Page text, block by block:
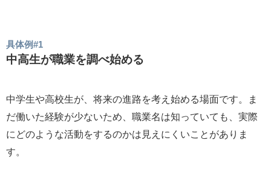
具体例#1
中高生が職業を調べ始める
中学生や高校生が、将来の進路を考え始める場面です。ま
だ働いた経験が少ないため、職業名は知っていても、実際
にどのような活動をするのかは見えにくいことがありま
す。